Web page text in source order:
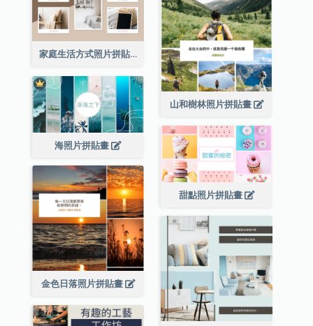
家庭生活方式照片拼貼畫
山和樹林照片拼貼畫
海照片拼貼畫
甜點照片拼貼畫
金色日落照片拼貼畫